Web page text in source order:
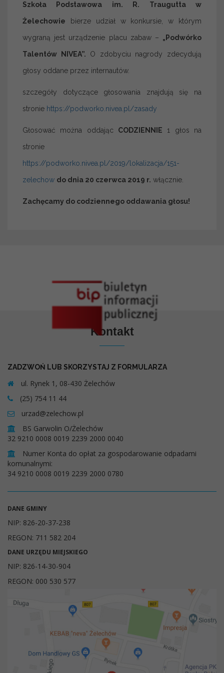
Szkoła Podstawowa im. R. Traugutta w
Żelechowie bierze udział w konkursie, w którym
wygraną jest urządzenie placu zabaw – „Podwórko
Talentów NIVEA”. O zdobyciu nagrody zdecydują
głosy oddane przez internautów.
szczegóły dotyczące głosowania znajdują się na
stronie https://podworko.nivea.pl/zasady
Głosować można oddając CODZIENNIE 1 głos na
stronie
https://podworko.nivea.pl/2019/lokalizacja/151-
zelechow do dnia 20 czerwca 2019 r. włącznie.
Zachęcamy do codziennego oddawania głosu!
Kontakt
ZADZWOŃ LUB SKORZYSTAJ Z FORMULARZA
ul. Rynek 1, 08-430 Żelechów
(25) 754 11 44
urzad@zelechow.pl
BS Garwolin O/Żelechów
32 9210 0008 0019 2239 2000 0040
Numer Konta do opłat za gospodarowanie odpadami
komunalnymi:
34 9210 0008 0019 2239 2000 0780
DANE GMINY
NIP: 826-20-37-238
REGON: 711 582 204
DANE URZĘDU MIEJSKIEGO
NIP: 826-14-30-904
REGON: 000 530 577